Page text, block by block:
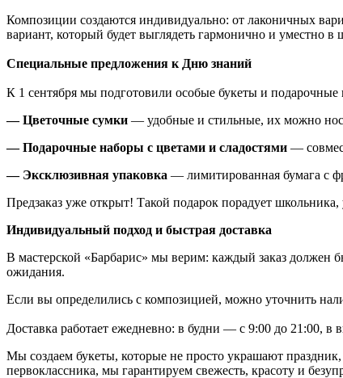
Композиции создаются индивидуально: от лаконичных
вариант, который будет выглядеть гармонично и уместно в
Специальные предложения к Дню знаний
К 1 сентября мы подготовили особые букеты и подарочные
— Цветочные сумки — удобные и стильные, их можно
— Подарочные наборы с цветами и сладостями —
— Эксклюзивная упаковка — лимитированная бумага с
Предзаказ уже открыт! Такой подарок порадует
Индивидуальный подход и быстрая доставка
В мастерской «Барбарис» мы верим: каждый заказ должен
ожидания.
Если вы определились с композицией, можно уточнить
Доставка работает ежедневно: в будни — с 9:00 до 21:00,
Мы создаем букеты, которые не просто украшают праздник,
первоклассника, мы гарантируем свежесть, красоту и